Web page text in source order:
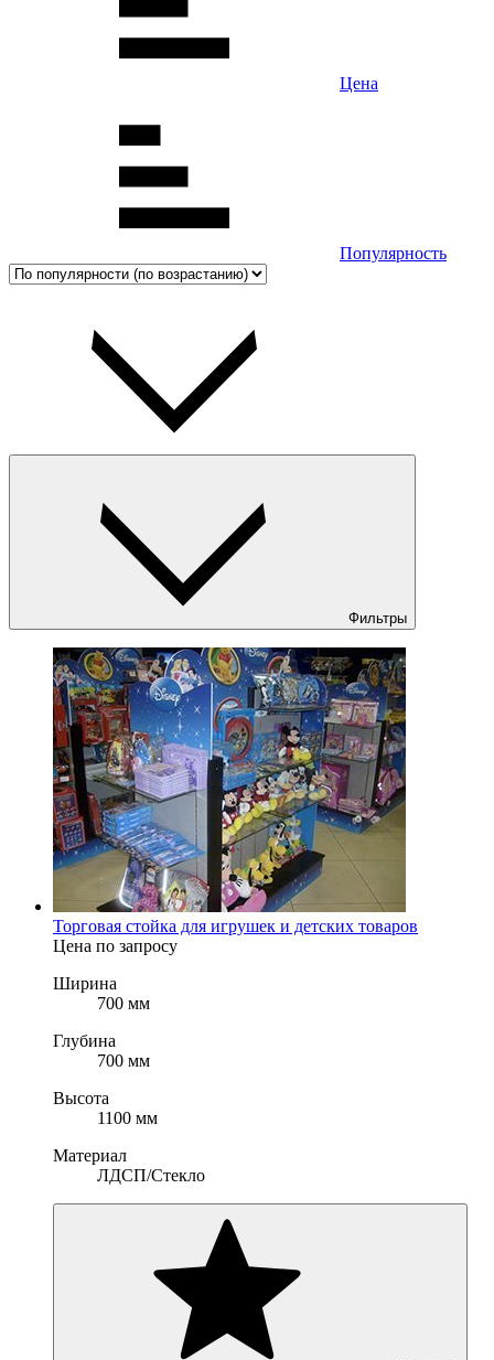
Цена
Популярность
Фильтры
Торговая стойка для игрушек и детских товаров
Цена по запросу
Ширина
700 мм
Глубина
700 мм
Высота
1100 мм
Материал
ЛДСП/Стекло